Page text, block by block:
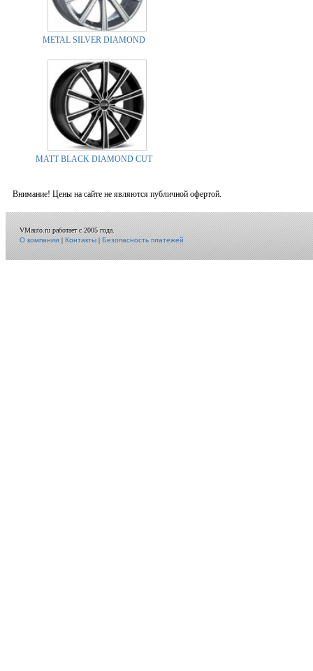
METAL SILVER DIAMOND
MATT BLACK DIAMOND CUT
Внимание! Цены на сайте не являются публичной офертой.
VMauto.ru работает с 2005 года.
О компании|Контакты|Безопасность платежей